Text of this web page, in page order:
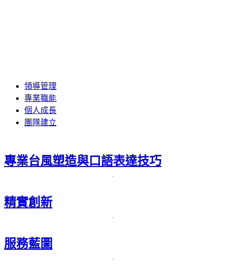
領導管理
專業職能
個人成長
團隊建立
專業台風塑造與口語表達技巧
精實創新
服務藍圖